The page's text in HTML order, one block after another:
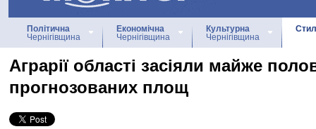
Політична
Чернігівщина
Економічна
Чернігівщина
Культурна
Чернігівщина
Аграрії області засіяли майже
прогнозованих площ